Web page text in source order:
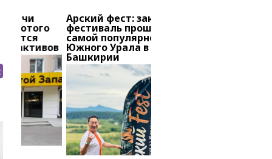
Арский фест: закрытый
фестиваль прошел в
самой популярной точке
Южного Урала в
Башкирии